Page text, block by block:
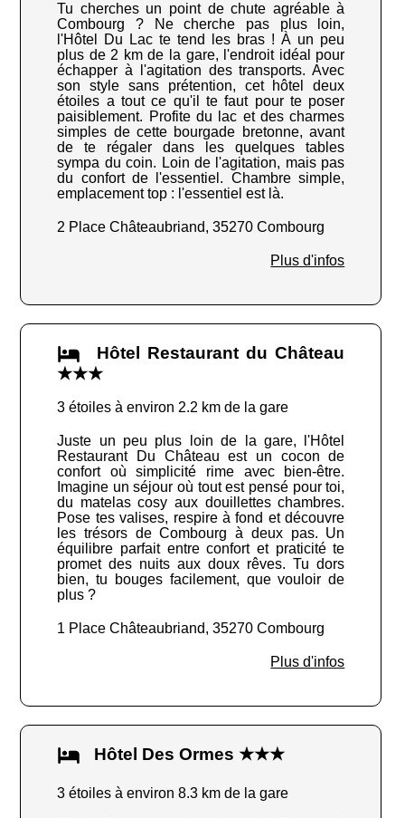
Tu cherches un point de chute agréable à
Combourg ? Ne cherche pas plus loin,
l'Hôtel Du Lac te tend les bras ! À un peu
plus de 2 km de la gare, l'endroit idéal pour
échapper à l'agitation des transports. Avec
son style sans prétention, cet hôtel deux
étoiles a tout ce qu'il te faut pour te poser
paisiblement. Profite du lac et des charmes
simples de cette bourgade bretonne, avant
de te régaler dans les quelques tables
sympa du coin. Loin de l'agitation, mais pas
du confort de l'essentiel. Chambre simple,
emplacement top : l'essentiel est là.
2 Place Châteaubriand, 35270 Combourg
Plus d'infos
Hôtel Restaurant du Château
★★★
3 étoiles à environ 2.2 km de la gare
Juste un peu plus loin de la gare, l'Hôtel
Restaurant Du Château est un cocon de
confort où simplicité rime avec bien-être.
Imagine un séjour où tout est pensé pour toi,
du matelas cosy aux douillettes chambres.
Pose tes valises, respire à fond et découvre
les trésors de Combourg à deux pas. Un
équilibre parfait entre confort et praticité te
promet des nuits aux doux rêves. Tu dors
bien, tu bouges facilement, que vouloir de
plus ?
1 Place Châteaubriand, 35270 Combourg
Plus d'infos
Hôtel Des Ormes ★★★
3 étoiles à environ 8.3 km de la gare